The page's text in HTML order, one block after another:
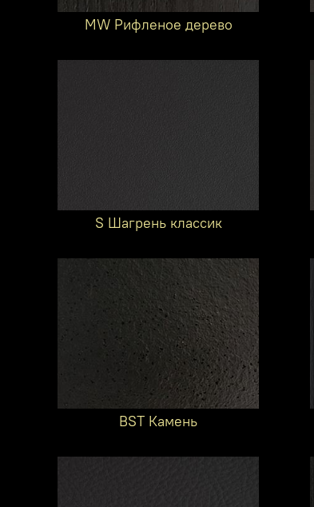
MW Рифленое дерево
S Шагрень классик
BST Камень